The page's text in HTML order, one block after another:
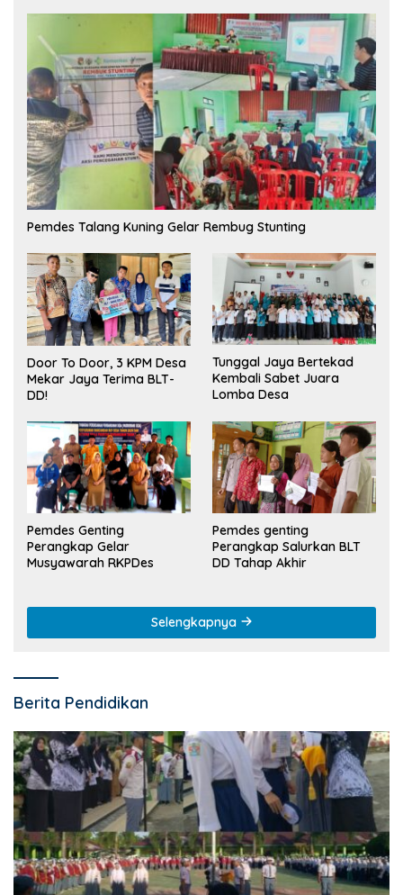
Pemdes Talang Kuning Gelar Rembug Stunting
Door To Door, 3 KPM Desa
Mekar Jaya Terima BLT-
DD!
Tunggal Jaya Bertekad
Kembali Sabet Juara
Lomba Desa
Pemdes Genting
Perangkap Gelar
Musyawarah RKPDes
Pemdes genting
Perangkap Salurkan BLT
DD Tahap Akhir
Selengkapnya
Berita Pendidikan